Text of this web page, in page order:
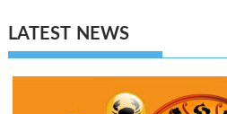
LATEST NEWS